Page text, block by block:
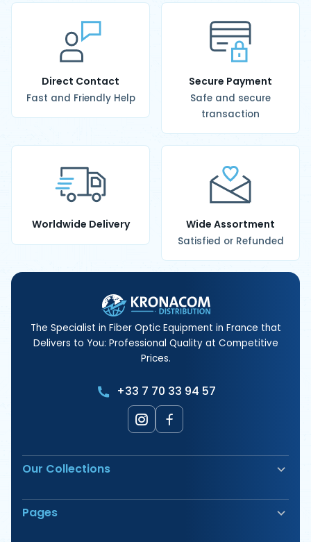
Direct Contact
Fast and Friendly Help
Secure Payment
Safe and secure
transaction
Worldwide Delivery Wide Assortment
Satisfied or Refunded
The Specialist in Fiber Optic Equipment in France that
Delivers to You: Professional Quality at Competitive
Prices.
+33 7 70 33 94 57
Our Collections
Fiber Optic Fusion Splicer
Safety & Signage
Pages